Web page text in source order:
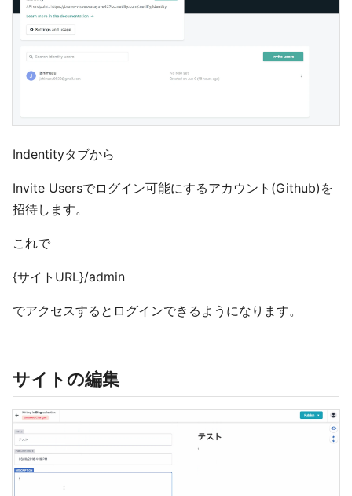
Indentityタブから
Invite Usersでログイン可能にするアカウント(Github)を
招待します。
これで
{サイトURL}/admin
でアクセスするとログインできるようになります。
サイトの編集